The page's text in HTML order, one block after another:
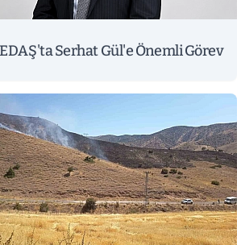
EDAŞ'ta Serhat Gül'e Önemli Görev